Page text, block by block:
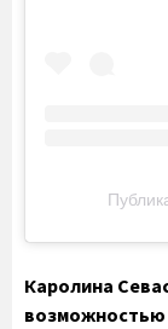
Каролина